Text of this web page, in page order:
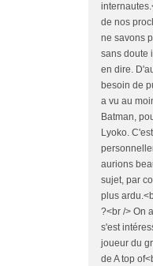
de nos
ne savons
sans doute
en dire.
besoin de
a vu au
Batman,
Lyoko.
aurions
sujet, par
plus
?<br /> On
s'est
joueur du
de A top